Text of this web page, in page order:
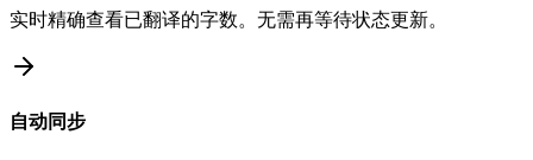
实时精确查看已翻译的字数。无需再等待状态更新。
自动同步